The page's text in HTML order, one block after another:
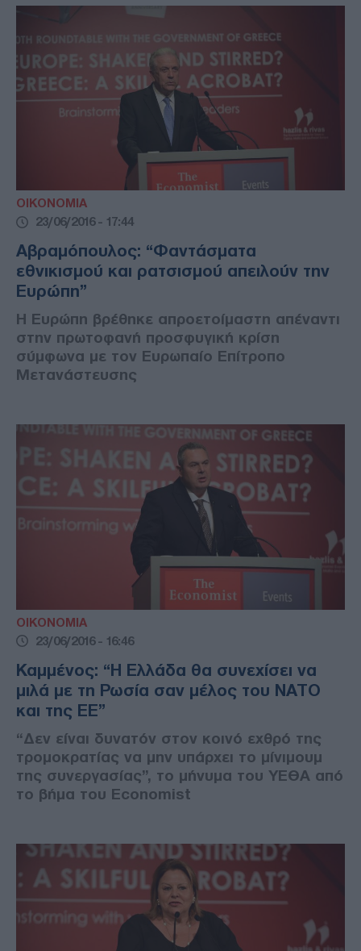
ΟΙΚΟΝΟΜΙΑ
23/06/2016 - 17:44
Αβραμόπουλος: “Φαντάσματα
εθνικισμού και ρατσισμού απειλούν την
Ευρώπη”
Η Ευρώπη βρέθηκε απροετοίμαστη απέναντι
στην πρωτοφανή προσφυγική κρίση
σύμφωνα με τον Ευρωπαίο Επίτροπο
Μετανάστευσης
ΟΙΚΟΝΟΜΙΑ
23/06/2016 - 16:46
Καμμένος: “Η Ελλάδα θα συνεχίσει να
μιλά με τη Ρωσία σαν μέλος του ΝΑΤΟ
και της ΕΕ”
“Δεν είναι δυνατόν στον κοινό εχθρό της
τρομοκρατίας να μην υπάρχει το μίνιμουμ
της συνεργασίας”, το μήνυμα του ΥΕΘΑ από
το βήμα του Economist